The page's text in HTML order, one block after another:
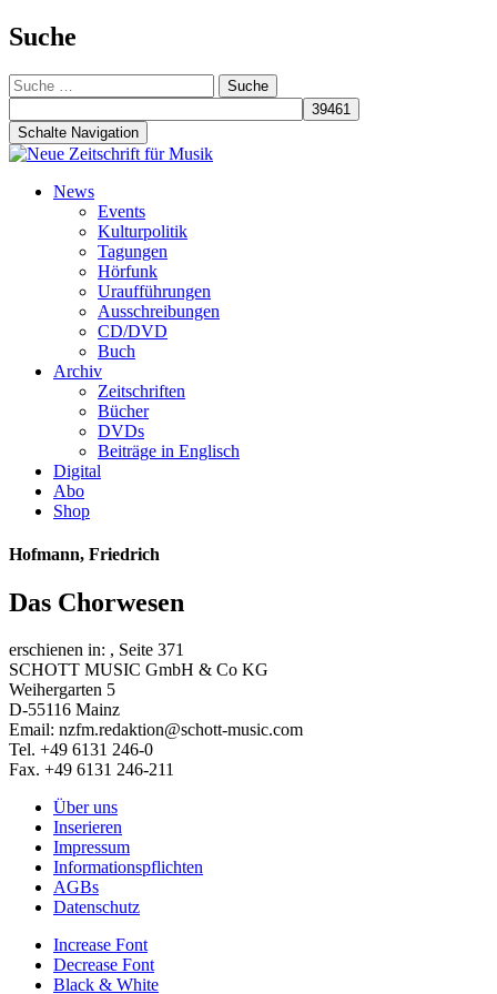
Suche
Suche
nach:
Schalte Navigation
Zum
News
Events
Kulturpolitik
Tagungen
Hörfunk
Uraufführungen
Ausschreibungen
CD/DVD
Buch
Archiv
Zeitschriften
Bücher
DVDs
Beiträge in Englisch
Digital
Abo
Shop
Hofmann, Friedrich
Das Chorwesen
erschienen in: , Seite 371
SCHOTT MUSIC GmbH & Co KG
Weihergarten 5
D-55116 Mainz
Email: nzfm.redaktion@schott-music.com
Tel. +49 6131 246-0
Fax. +49 6131 246-211
Über uns
Inserieren
Impressum
Informationspflichten
AGBs
Datenschutz
Increase Font
Decrease Font
Black & White